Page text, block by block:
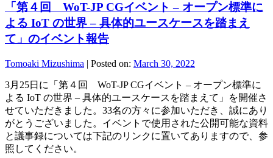
「第４回 WoT-JP CGイベント – オープン標準に
よる IoT の世界 – 具体的ユースケースを踏まえ
て」のイベント報告
Tomoaki Mizushima | Posted on: March 30, 2022
3月25日に「第４回 WoT-JP CGイベント – オープン標準に
よる IoT の世界 – 具体的ユースケースを踏まえて」を開催さ
せていただきました。33名の方々に参加いただき、誠にあり
がとうございました。イベントで使用された公開可能な資料
と議事録については下記のリンクに置いてありますので、参
照してください。